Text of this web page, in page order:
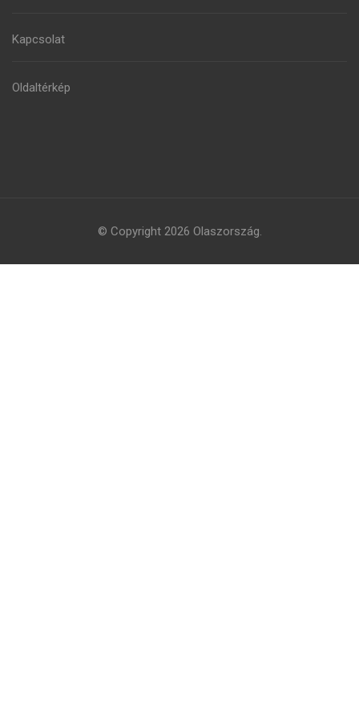
Kapcsolat
Oldaltérkép
© Copyright 2026 Olaszország.